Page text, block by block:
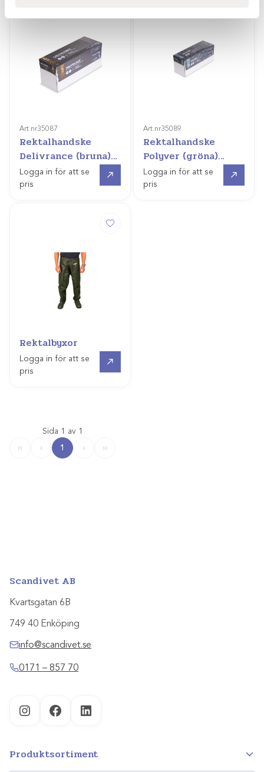
Art.nr35087
Rektalhandske
Delivrance (bruna)
/100st
Logga in för att se
pris
Art.nr35089
Rektalhandske
Polyver (gröna)
/80st
Logga in för att se
pris
Rektalbyxor
Logga in för att se
pris
Sida 1 av 1
‹‹
‹ 1 › ››
Scandivet AB
Kvartsgatan 6B
749 40 Enköping
info@scandivet.se
0171 – 857 70
InstagramFacebookLinkedIn
Produktsortiment